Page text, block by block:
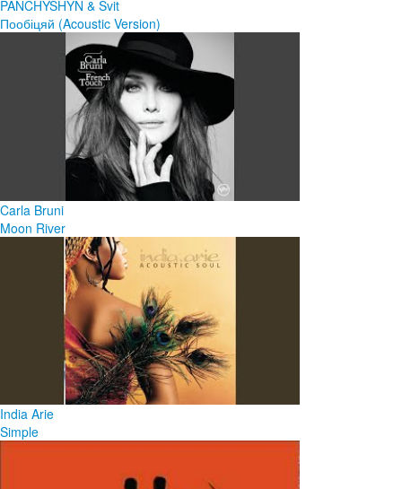
PANCHYSHYN & Svit
Пообіцяй (Acoustic Version)
Carla Bruni
Moon River
India Arie
Simple